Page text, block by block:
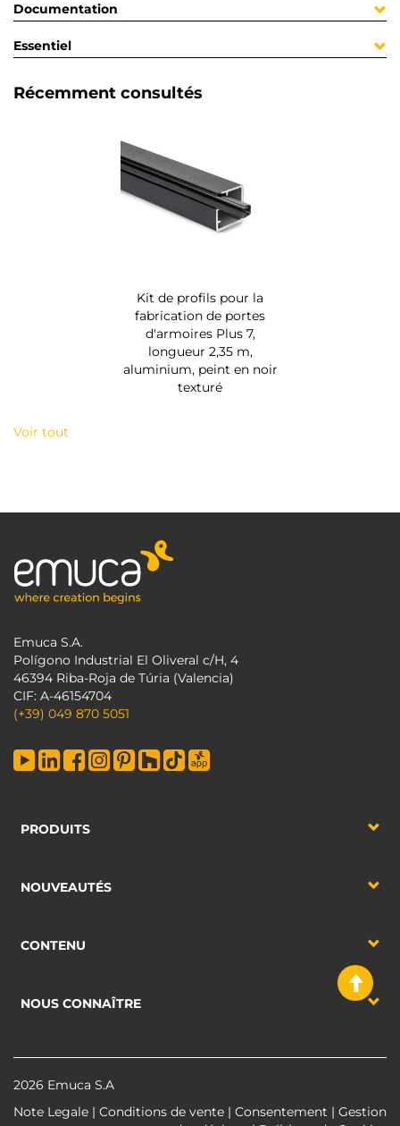
Documentation
Essentiel
Récemment consultés
Kit de profils pour la
fabrication de portes
d'armoires Plus 7,
longueur 2,35 m,
aluminium, peint en noir
texturé
Voir tout
Emuca S.A.
Polígono Industrial El Oliveral c/H, 4
46394 Riba-Roja de Túria (Valencia)
CIF: A-46154704
(+39) 049 870 5051
PRODUITS
NOUVEAUTÉS
CONTENU
NOUS CONNAÎTRE
2026 Emuca S.A
Note Legale | Conditions de vente | Consentement | Gestion